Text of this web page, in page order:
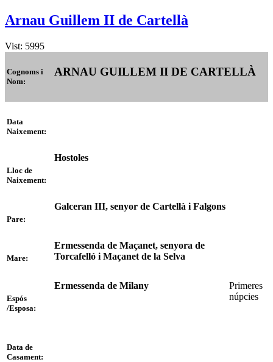
Arnau Guillem II de Cartellà
Vist: 5995
Cognoms i
Nom:
ARNAU GUILLEM II DE CARTELLÀ
Data
Naixement:
Lloc de
Naixement:
Hostoles
Pare:
Galceran III, senyor de Cartellà i Falgons
Mare:
Ermessenda de Maçanet, senyora de
Torcafelló i Maçanet de la Selva
Espós
/Esposa:
Ermessenda de Milany
Primeres
núpcies
Data de
Casament: